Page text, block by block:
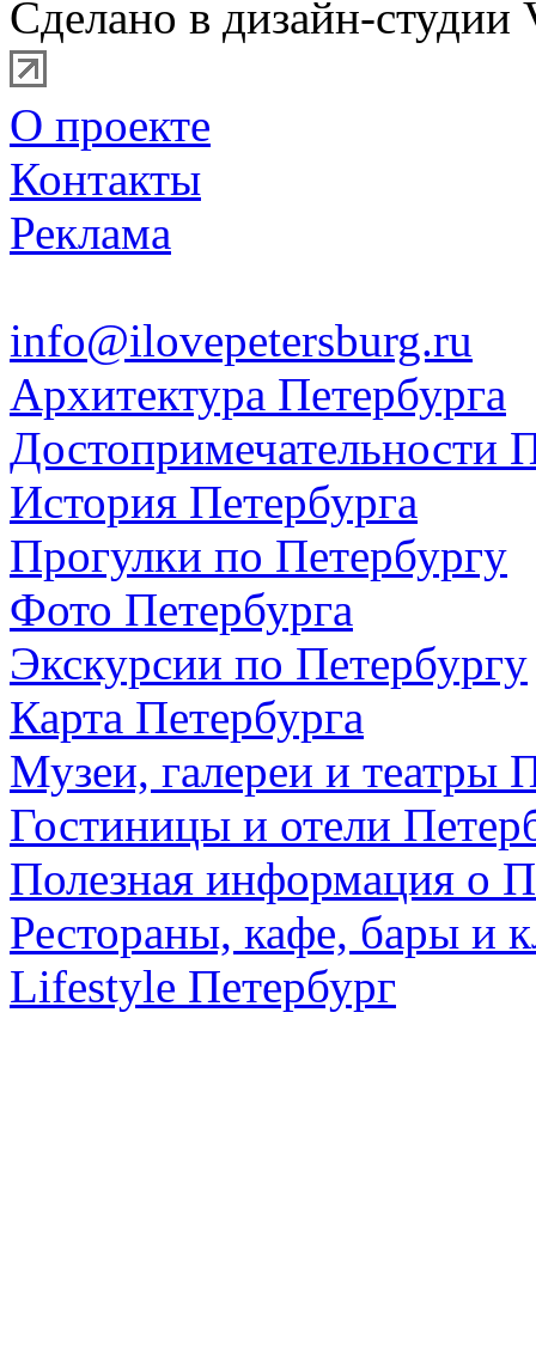
Сделано в дизайн-студии
О проекте
Контакты
Реклама
info@ilovepetersburg.ru
Архитектура Петербурга
Достопримечательности
История Петербурга
Прогулки по Петербургу
Фото Петербурга
Экскурсии по Петербургу
Карта Петербурга
Музеи, галереи и театры
Гостиницы и отели
Полезная информация о
Рестораны, кафе, бары и
Lifestyle Петербург